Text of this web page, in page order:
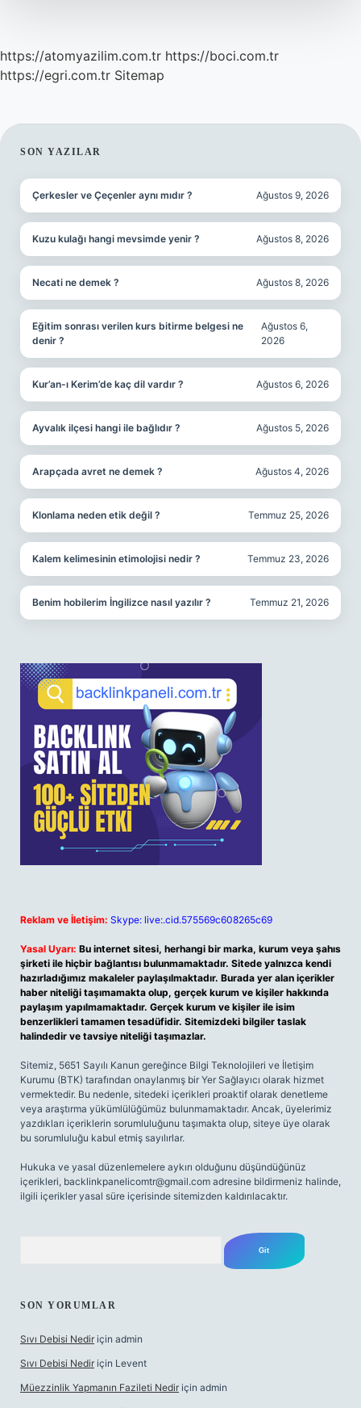
https://atomyazilim.com.tr https://boci.com.tr
https://egri.com.tr Sitemap
SIDEBAR
SON YAZILAR
Çerkesler ve Çeçenler aynı mıdır ? Ağustos 9, 2026
Kuzu kulağı hangi mevsimde yenir ? Ağustos 8, 2026
Necati ne demek ? Ağustos 8, 2026
Eğitim sonrası verilen kurs bitirme belgesi ne
denir ?
Ağustos 6,
2026
Kur’an-ı Kerim’de kaç dil vardır ? Ağustos 6, 2026
Ayvalık ilçesi hangi ile bağlıdır ? Ağustos 5, 2026
Arapçada avret ne demek ? Ağustos 4, 2026
Klonlama neden etik değil ? Temmuz 25, 2026
Kalem kelimesinin etimolojisi nedir ? Temmuz 23, 2026
Benim hobilerim İngilizce nasıl yazılır ? Temmuz 21, 2026
Reklam ve İletişim: Skype: live:.cid.575569c608265c69
Yasal Uyarı: Bu internet sitesi, herhangi bir marka, kurum veya şahıs
şirketi ile hiçbir bağlantısı bulunmamaktadır. Sitede yalnızca kendi
hazırladığımız makaleler paylaşılmaktadır. Burada yer alan içerikler
haber niteliği taşımamakta olup, gerçek kurum ve kişiler hakkında
paylaşım yapılmamaktadır. Gerçek kurum ve kişiler ile isim
benzerlikleri tamamen tesadüfidir. Sitemizdeki bilgiler taslak
halindedir ve tavsiye niteliği taşımazlar.
Sitemiz, 5651 Sayılı Kanun gereğince Bilgi Teknolojileri ve İletişim
Kurumu (BTK) tarafından onaylanmış bir Yer Sağlayıcı olarak hizmet
vermektedir. Bu nedenle, sitedeki içerikleri proaktif olarak denetleme
veya araştırma yükümlülüğümüz bulunmamaktadır. Ancak, üyelerimiz
yazdıkları içeriklerin sorumluluğunu taşımakta olup, siteye üye olarak
bu sorumluluğu kabul etmiş sayılırlar.
Hukuka ve yasal düzenlemelere aykırı olduğunu düşündüğünüz
içerikleri, backlinkpanelicomtr@gmail.com adresine bildirmeniz halinde,
ilgili içerikler yasal süre içerisinde sitemizden kaldırılacaktır.
SON YORUMLAR
Sıvı Debisi Nedir için admin
Sıvı Debisi Nedir için Levent
Müezzinlik Yapmanın Fazileti Nedir için admin